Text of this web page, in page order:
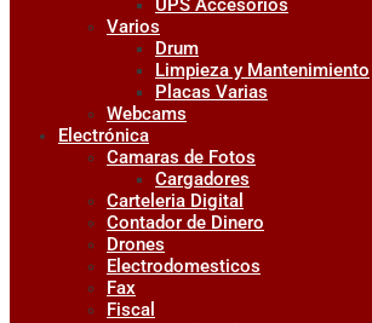
UPS Accesorios
Varios
Drum
Limpieza y Mantenimiento
Placas Varias
Webcams
Electrónica
Camaras de Fotos
Cargadores
Carteleria Digital
Contador de Dinero
Drones
Electrodomesticos
Fax
Fiscal